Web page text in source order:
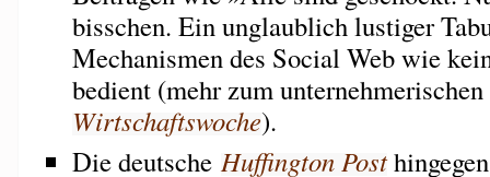
bisschen. Ein unglaublich lustiger
Mechanismen des Social Web wie
bedient (mehr zum
Wirtschaftswoche).
Die deutsche Huffington Post